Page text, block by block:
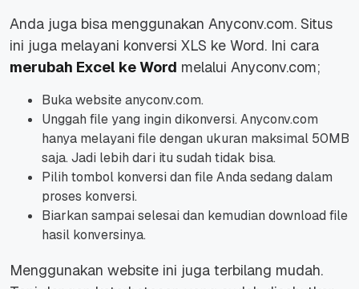
Anda juga bisa menggunakan Anyconv.com. Situs
ini juga melayani konversi XLS ke Word. Ini cara
merubah Excel ke Word melalui Anyconv.com;
Buka website anyconv.com.
Unggah file yang ingin dikonversi. Anyconv.com
hanya melayani file dengan ukuran maksimal 50MB
saja. Jadi lebih dari itu sudah tidak bisa.
Pilih tombol konversi dan file Anda sedang dalam
proses konversi.
Biarkan sampai selesai dan kemudian download file
hasil konversinya.
Menggunakan website ini juga terbilang mudah.